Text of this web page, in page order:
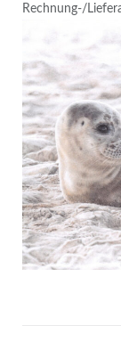
Rechnung-/